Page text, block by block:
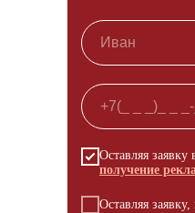
Оставляя заявку
получение
Оставляя